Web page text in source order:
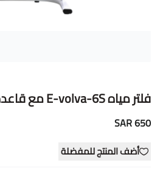
فلتر مياه E-volva-6S مع قاعدة
650 SAR
أضف المنتج للمفضلة